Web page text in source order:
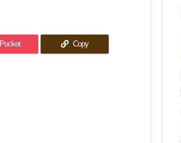
Pocket Copy